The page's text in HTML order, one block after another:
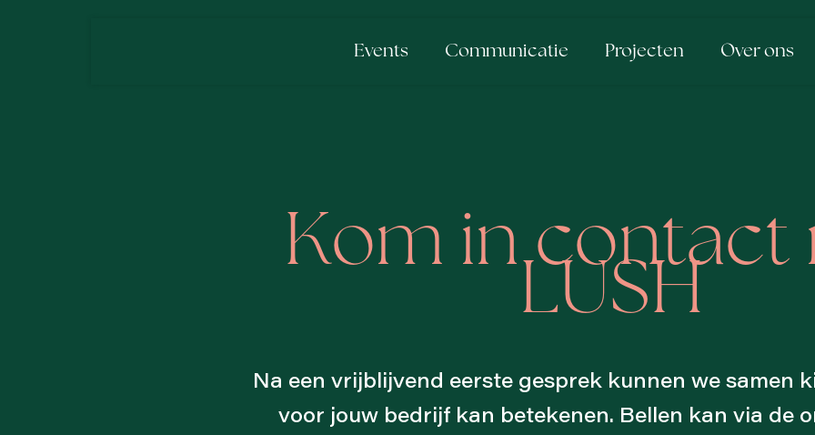
Events Communicatie Projecten Over ons
Kom in contact
LUSH
Na een vrijblijvend eerste gesprek kunnen we samen
voor jouw bedrijf kan betekenen. Bellen kan via de